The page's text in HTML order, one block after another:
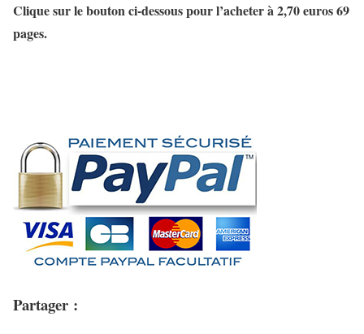
Clique sur le bouton ci-dessous pour l’acheter à 2,70 euros 69
pages.
Partager :